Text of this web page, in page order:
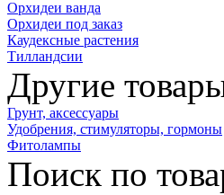
Орхидеи ванда
Орхидеи под заказ
Каудексные растения
Тилландсии
Другие
Грунт, аксессуары
Удобрения, стимуляторы, гормоны
Фитолампы
Поиск по